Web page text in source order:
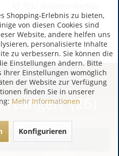
www.hutter-wachau.at
(26)
Shopping-Erlebnis zu bieten,
von diesen Cookies sind
Website, andere helfen uns
personalisierte Inhalte
zu verbessern. Sie können die
Einstellungen ändern. Bitte
Ihrer Einstellungen womöglich
der Website zur Verfügung
finden Sie in unserer
Mehr Informationen
Konfigurieren